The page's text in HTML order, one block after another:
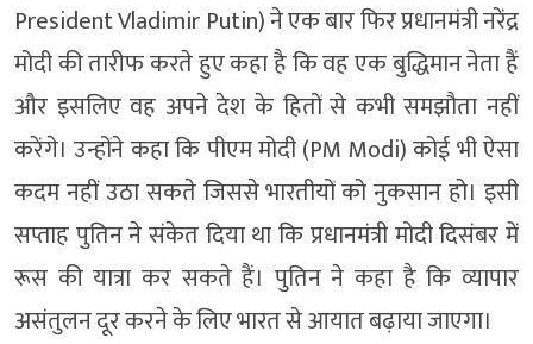
President Vladimir Putin) ने एक बार फिर प्रधानमंत्री नरेंद्र
मोदी की तारीफ करते हुए कहा है कि वह एक बुद्धिमान नेता हैं
और इसलिए वह अपने देश के हितों से कभी समझौता नहीं
करेंगे। उन्होंने कहा कि पीएम मोदी (PM Modi) कोई भी ऐसा
कदम नहीं उठा सकते जिससे भारतीयों को नुकसान हो। इसी
सप्ताह पुतिन ने संकेत दिया था कि प्रधानमंत्री मोदी दिसंबर में
रूस की यात्रा कर सकते हैं। पुतिन ने कहा है कि व्यापार
असंतुलन दूर करने के लिए भारत से आयात बढ़ाया जाएगा।